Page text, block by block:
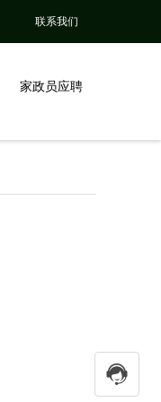
联系我们
家政员应聘